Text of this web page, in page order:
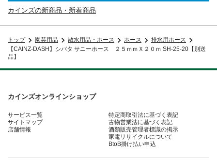
カインズの新商品・新着商品
トップ 園芸用品 散水用品・ホース ホース
排水用ホース
【CAINZ-DASH】シバタ サニーホース ２５ｍｍＸ２０ｍ SH-25-20【別送
品】
カインズオンラインショップ
サービス一覧
サイトマップ
店舗情報
特定商取引法に基づく表記
古物営業法に基づく表記
酒類販売管理者標識の掲示
家電リサイクルについて
BtoB掛け払い申込